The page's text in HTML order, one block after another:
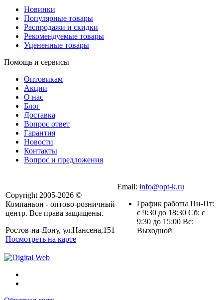
Новинки
Популярные товары
Распродажи и скидки
Рекомендуемые товары
Уцененные товары
Помощь и сервисы
Оптовикам
Акции
О нас
Блог
Доставка
Вопрос ответ
Гарантия
Новости
Контакты
Вопрос и предложения
Copyright 2005-2026 ©
Компаньон - оптово-розничный
центр. Все права защищены.
Ростов-на-Дону, ул.Нансена,151
Посмотреть на карте
Email: info@opt-k.ru
График работы Пн-Пт:
с 9:30 до 18:30 Сб: с
9:30 до 15:00 Вс:
Выходной